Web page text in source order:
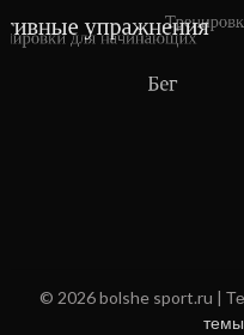
© 2026 bolshe sport.ru |